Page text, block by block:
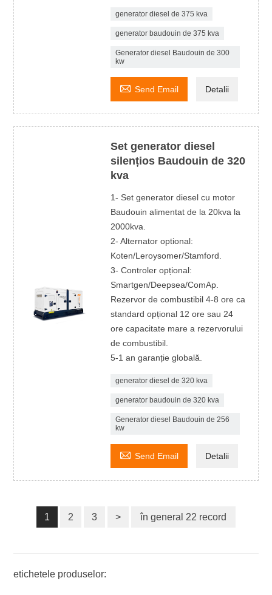
generator diesel de 375 kva
generator baudouin de 375 kva
Generator diesel Baudouin de 300
kw
 Send Email Detalii
Set generator diesel
silențios Baudouin de 320
kva
1- Set generator diesel cu motor
Baudouin alimentat de la 20kva la
2000kva.
2- Alternator optional:
Koten/Leroysomer/Stamford.
3- Controler opțional:
Smartgen/Deepsea/ComAp.
Rezervor de combustibil 4-8 ore ca
standard opțional 12 ore sau 24
ore capacitate mare a rezervorului
de combustibil.
5-1 an garanție globală.
generator diesel de 320 kva
generator baudouin de 320 kva
Generator diesel Baudouin de 256
kw
 Send Email Detalii
1 2 3 > în general 22 record
etichetele produselor: